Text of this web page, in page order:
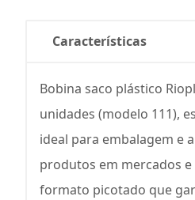
Características
Bobina saco plástico
unidades (modelo 111),
ideal para embalagem e
produtos em mercados
formato picotado que